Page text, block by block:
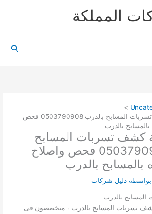
المملكة
افضل شركة كشف تسربات المسابح بالدرب 0503790908 فحص
بالدرب
كشف تسربات المسابح
بالدرب 0503790908 فحص واصلاح
بالمسابح بالدرب
دليل شركات
بالدرب
تسربات المسابح بالدرب ، متخصصون فى